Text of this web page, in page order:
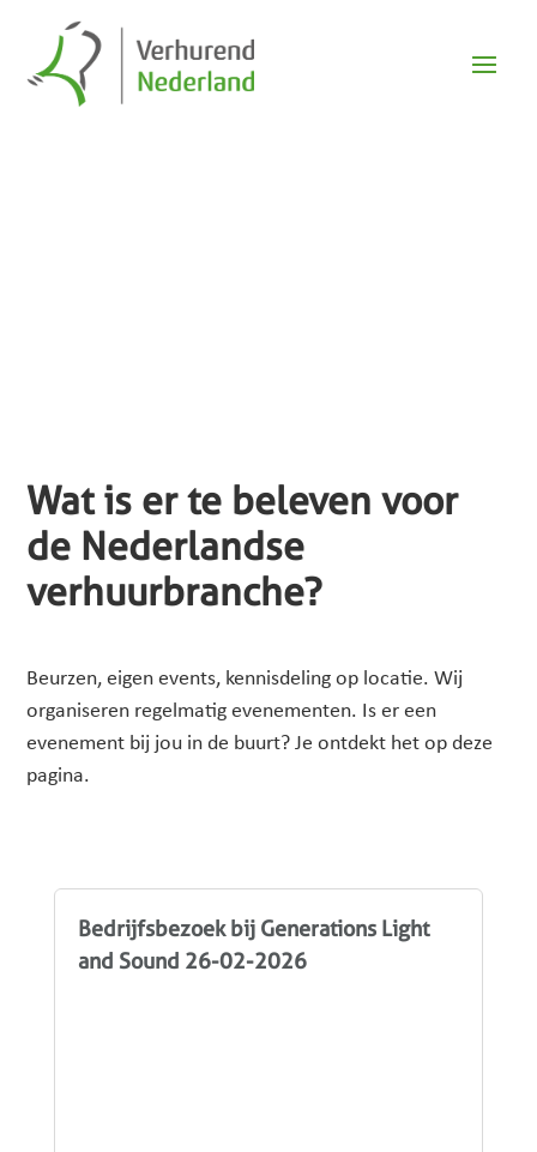
Wat is er te beleven voor
de Nederlandse
verhuurbranche?
Beurzen, eigen events, kennisdeling op locatie. Wij
organiseren regelmatig evenementen. Is er een
evenement bij jou in de buurt? Je ontdekt het op deze
pagina.
Bedrijfsbezoek bij Generations Light
and Sound 26-02-2026